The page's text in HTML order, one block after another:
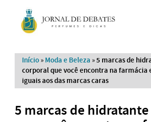
Início » Moda e Beleza »5 marcas de
corporal que você encontra na farmácia
iguais aos das marcas caras
5 marcas de